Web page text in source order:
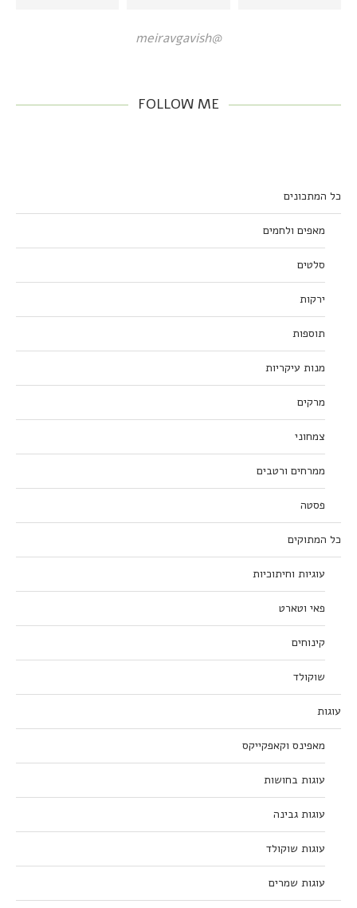
@meiravgavish
FOLLOW ME
כל המתכונים
מאפים ולחמים
סלטים
ירקות
תוספות
מנות עיקריות
מרקים
צמחוני
ממרחים ורטבים
פסטה
כל המתוקים
עוגיות וחיתוכיות
פאי וטארט
קינוחים
שוקולד
עוגות
מאפינס וקאפקייקס
עוגות בחושות
עוגות גבינה
עוגות שוקולד
עוגות שמרים